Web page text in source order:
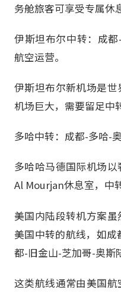
务舱旅客可享受专属休
伊斯坦布尔中转：成
航空运营。
伊斯坦布尔新机场是
机场巨大，需要留足中
多哈中转：成都-多哈-
多哈哈马德国际机场
Al Mourjan休息室，中
美国内陆段转机方案
美国中转的航线，如
都-旧金山-芝加哥-奥斯
这类航线通常由美国